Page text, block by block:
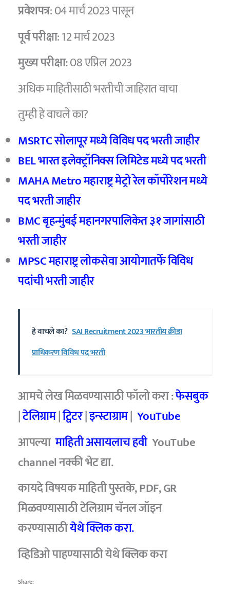
प्रवेशपत्र: 04 मार्च 2023 पासून
पूर्व परीक्षा: 12 मार्च 2023
मुख्य परीक्षा:08 एप्रिल 2023
अधिक माहितीसाठी भरतीची जाहिरात वाचा
तुम्ही हे वाचले का?
MSRTC सोलापूर मध्ये विविध पद भरती जाहीर
BEL भारत इलेक्ट्रॉनिक्स लिमिटेड मध्ये पद भरती
MAHA Metro महाराष्ट्र मेट्रो रेल कॉर्पोरेशन मध्ये
पद भरती जाहीर
BMC बृहन्मुंबई महानगरपालिकेत ३१ जागांसाठी
भरती जाहीर
MPSC महाराष्ट्र लोकसेवा आयोगातर्फे विविध
पदांची भरती जाहीर
हे वाचले का? SAI Recruitment 2023 भारतीय क्रीडा
प्राधिकरण विविध पद भरती
आमचे लेख मिळवण्यासाठी फॉलो करा :फेसबुक
|टेलिग्राम|ट्विटर|इन्स्टाग्राम| YouTube
आपल्यामाहिती असायलाच हवी YouTube
channel नक्की भेट द्या.
कायदे विषयक माहिती पुस्तके, PDF, GR
मिळवण्यासाठी टेलिग्राम चॅनल जॉइन
करण्यासाठीयेथे क्लिक करा.
व्हिडिओ पाहण्यासाठी येथे क्लिक करा
Share: